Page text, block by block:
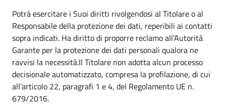
Potrà esercitare i Suoi diritti rivolgendosi al Titolare o al
Responsabile della protezione dei dati, reperibili ai contatti
sopra indicati. Ha diritto di proporre reclamo all’Autorità
Garante per la protezione dei dati personali qualora ne
ravvisi la necessità.Il Titolare non adotta alcun processo
decisionale automatizzato, compresa la profilazione, di cui
all’articolo 22, paragrafi 1 e 4, del Regolamento UE n.
679/2016.